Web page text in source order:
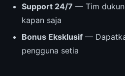
Support 24/7 — Tim
kapan saja
Bonus Eksklusif —
pengguna setia